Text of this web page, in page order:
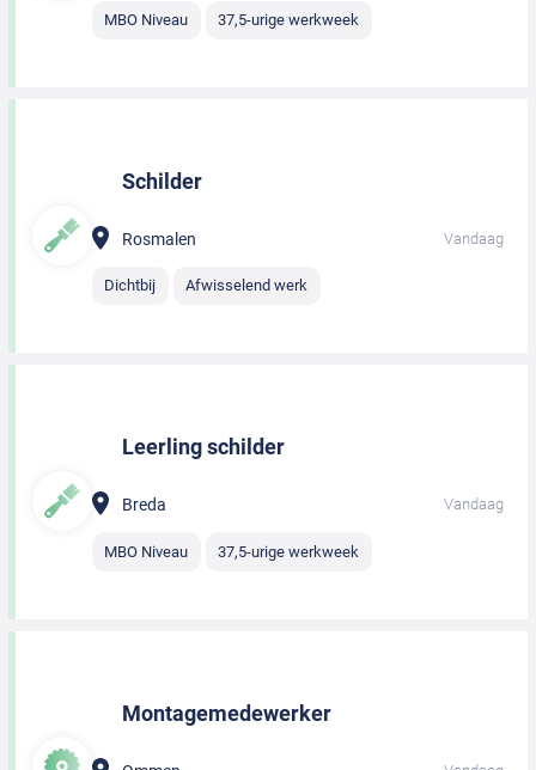
MBO Niveau 37,5-urige werkweek
Schilder
Rosmalen Vandaag
Dichtbij Afwisselend werk
Leerling schilder
Breda Vandaag
MBO Niveau 37,5-urige werkweek
Montagemedewerker